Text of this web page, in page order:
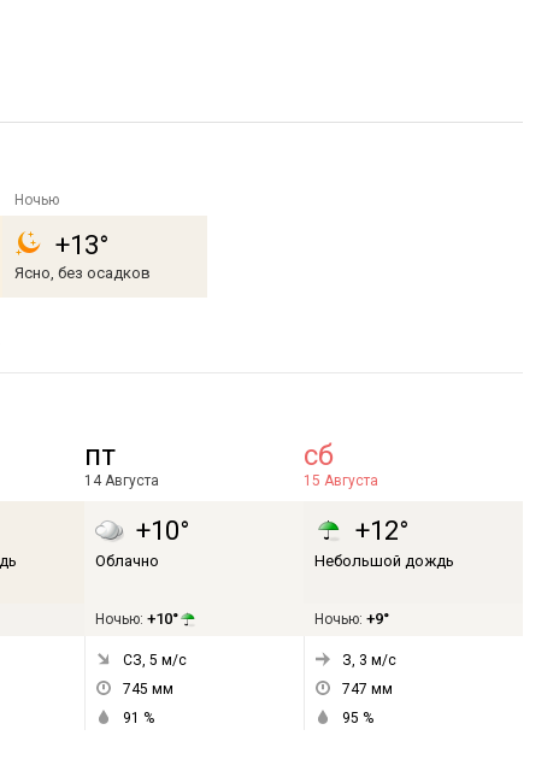
Ночью
+13°
Ясно, без осадков
пт
14 Августа
+10°
Облачно
Ночью: +10°
СЗ, 5 м/с
745 мм
91 %
сб
15 Августа
+12°
Небольшой дождь
Ночью: +9°
З, 3 м/с
747 мм
95 %